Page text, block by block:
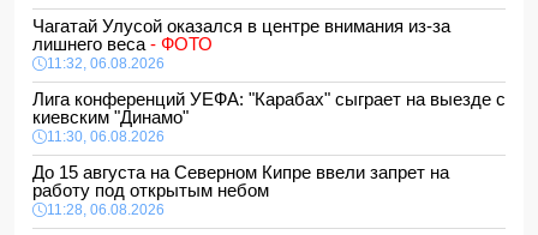
Чагатай Улусой оказался в центре внимания из-за
лишнего веса - ФОТО
11:32, 06.08.2026
Лига конференций УЕФА: "Карабах" сыграет на выезде с
киевским "Динамо"
11:30, 06.08.2026
До 15 августа на Северном Кипре ввели запрет на
работу под открытым небом
11:28, 06.08.2026